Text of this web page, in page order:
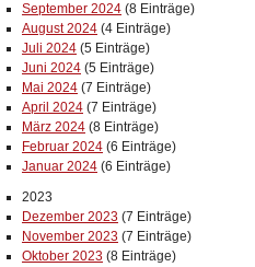
September 2024 (8 Einträge)
August 2024 (4 Einträge)
Juli 2024 (5 Einträge)
Juni 2024 (5 Einträge)
Mai 2024 (7 Einträge)
April 2024 (7 Einträge)
März 2024 (8 Einträge)
Februar 2024 (6 Einträge)
Januar 2024 (6 Einträge)
2023
Dezember 2023 (7 Einträge)
November 2023 (7 Einträge)
Oktober 2023 (8 Einträge)